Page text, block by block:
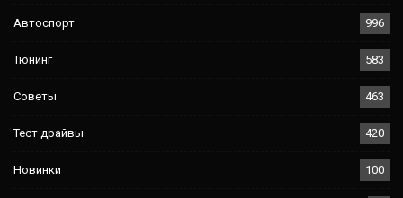
Автоспорт 996
Тюнинг 583
Советы 463
Тест драйвы 420
Новинки 100